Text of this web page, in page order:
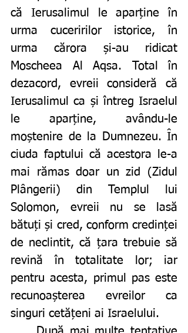
că Ierusalimul le aparține în
urma cuceririlor istorice, în
urma cărora și-au ridicat
Moscheea Al Aqsa. Total în
dezacord, evreii consideră că
Ierusalimul ca și întreg Israelul
le aparține, avându-le
moștenire de la Dumnezeu. În
ciuda faptului că acestora le-a
mai rămas doar un zid (Zidul
Plângerii) din Templul lui
Solomon, evreii nu se lasă
bătuți și cred, conform credinței
de neclintit, că țara trebuie să
revină în totalitate lor; iar
pentru acesta, primul pas este
recunoașterea evreilor ca
singuri cetățeni ai Israelului.